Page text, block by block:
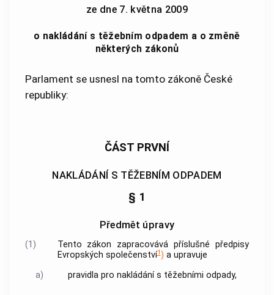
ze dne 7. května 2009
o nakládání s těžebním odpadem a o změně
některých zákonů
Parlament se usnesl na tomto zákoně České
republiky:
ČÁST PRVNÍ
NAKLÁDÁNÍ S TĚŽEBNÍM ODPADEM
§ 1
Předmět úpravy
(1)
Tento zákon zapracovává příslušné předpisy
Evropských společenství1) a upravuje
a)
pravidla pro nakládání s těžebními odpady,